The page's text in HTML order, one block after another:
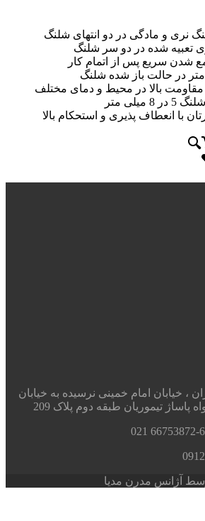
نری و مادگی در دو انتهای شلنگ
تعبیه شده در دو سر شلنگ
شدن سریع پس از اتمام کار
مقاومت بالا در محیط و دمای مختلف
میلی متر
با انعطاف پذیری و استحکام بالا
، خیابان امام خمینی نرسیده به خیابان
تیموریان طبقه دوم پلاک 209
آژانس مدرن مدیا